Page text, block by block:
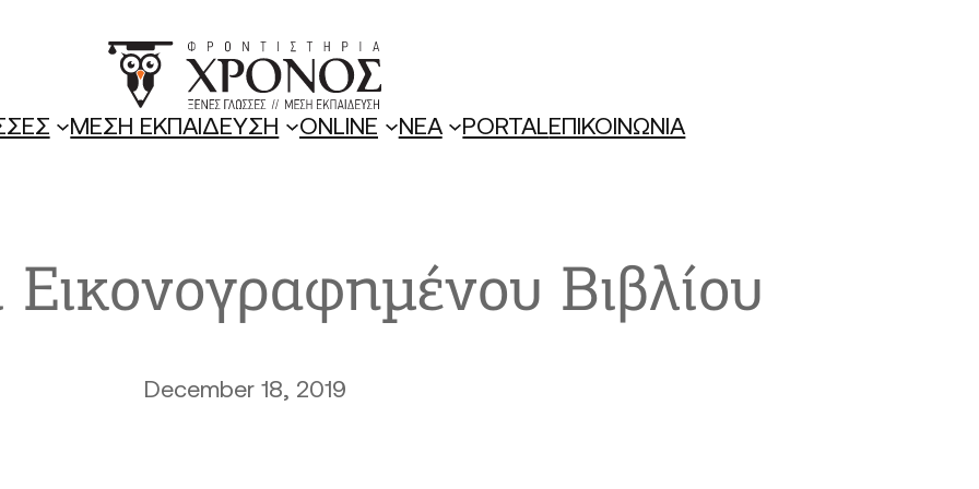
ΜΕΣΗ ΕΚΠΑΙΔΕΥΣΗ ONLINE ΝΕΑ PORTAL ΕΠΙΚΟΙΝΩΝΙΑ
Εικονογραφημένου Βιβλίου
December 18, 2019